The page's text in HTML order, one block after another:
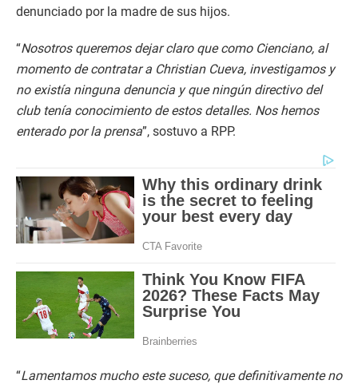
denunciado por la madre de sus hijos.
“Nosotros queremos dejar claro que como Cienciano, al
momento de contratar a Christian Cueva, investigamos y
no existía ninguna denuncia y que ningún directivo del
club tenía conocimiento de estos detalles. Nos hemos
enterado por la prensa”, sostuvo a RPP.
“Lamentamos mucho este suceso, que definitivamente no